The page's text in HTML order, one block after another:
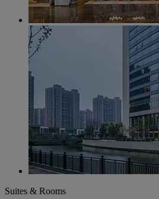
Suites & Rooms